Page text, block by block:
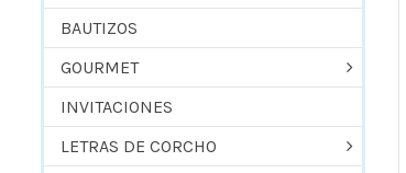
BAUTIZOS
GOURMET
INVITACIONES
LETRAS DE CORCHO